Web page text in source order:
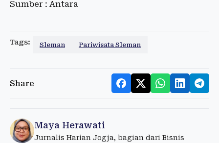
Sumber : Antara
Tags: Sleman Pariwisata Sleman
Share
Maya Herawati
Jurnalis Harian Jogja, bagian dari Bisnis